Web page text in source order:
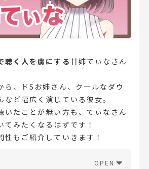
聴く人を虜にする甘姉てぃなさん
ら、ドSお姉さん、クールなダウ
など幅広く演じている彼女。
いたことが無い方も、てぃなさん
てみたくなるはずです！
性もご紹介していきます！